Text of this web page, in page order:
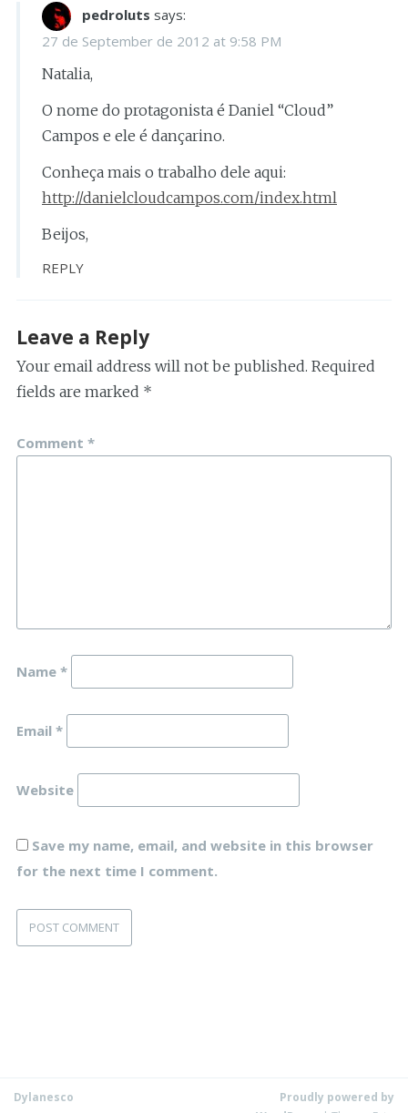
pedroluts says:
27 de September de 2012 at 9:58 PM
Natalia,
O nome do protagonista é Daniel “Cloud”
Campos e ele é dançarino.
Conheça mais o trabalho dele aqui:
http://danielcloudcampos.com/index.html
Beijos,
REPLY
Leave a Reply
Your email address will not be published. Required
fields are marked *
Comment *
Name *
Email *
Website
Save my name, email, and website in this browser
for the next time I comment.
Dylanesco
Proudly powered by